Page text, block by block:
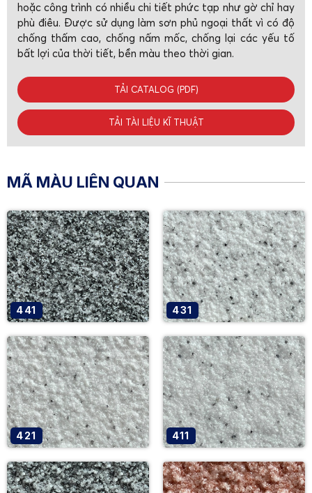
hoặc công trình có nhiều chi tiết phức tạp như gờ chỉ hay
phù điêu. Được sử dụng làm sơn phủ ngoại thất vì có độ
chống thấm cao, chống nấm mốc, chống lại các yếu tố
bất lợi của thời tiết, bền màu theo thời gian.
TẢI CATALOG (PDF)
TẢI TÀI LIỆU KĨ THUẬT
MÃ MÀU LIÊN QUAN
441 431
421 411